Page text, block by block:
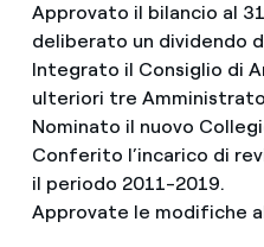
Approvato il bilancio al
deliberato un dividendo
Integrato il Consiglio di
ulteriori tre
Nominato il nuovo
Conferito l’incarico di
il periodo 2011-2019.
Approvate le modifiche